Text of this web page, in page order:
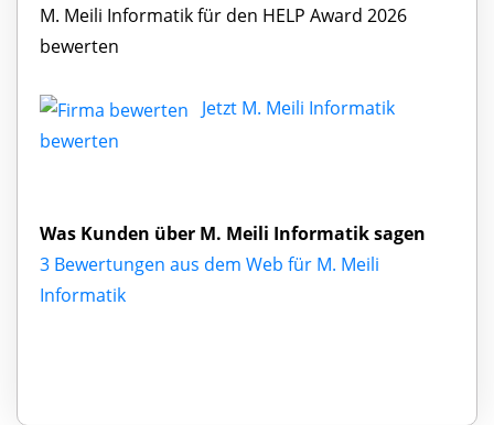
M. Meili Informatik für den HELP Award 2026
bewerten
Jetzt M. Meili Informatik
bewerten
Was Kunden über M. Meili Informatik sagen
3 Bewertungen aus dem Web für M. Meili
Informatik